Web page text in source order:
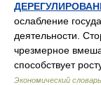
ослабление
деятельности.
чрезмерное
способствует
Экономический словарь